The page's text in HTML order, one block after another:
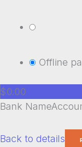
Offline
$0.00
Bank
Back to details